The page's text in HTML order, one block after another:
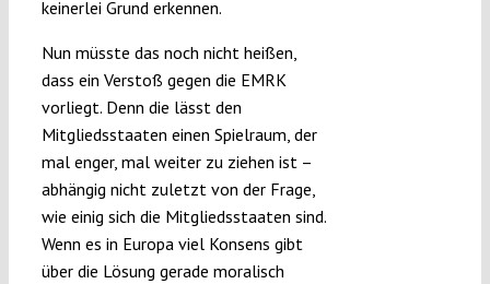
keinerlei Grund erkennen.
Nun müsste das noch nicht heißen,
dass ein Verstoß gegen die EMRK
vorliegt. Denn die lässt den
Mitgliedsstaaten einen Spielraum, der
mal enger, mal weiter zu ziehen ist –
abhängig nicht zuletzt von der Frage,
wie einig sich die Mitgliedsstaaten sind.
Wenn es in Europa viel Konsens gibt
über die Lösung gerade moralisch